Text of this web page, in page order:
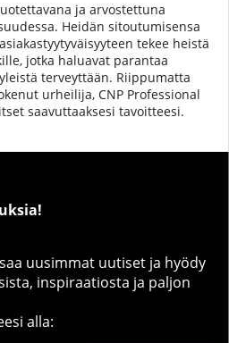
ja arvostettuna
Heidän sitoutumisensa
tekee heistä
jotka haluavat parantaa
terveyttään. Riippumatta
urheilija, CNP Professional
saavuttaaksesi tavoitteesi.
uusimmat uutiset ja hyödy
inspiraatiosta ja paljon
alla: